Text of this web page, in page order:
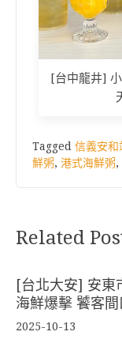
[台中龍井]
Tagged 信義安和
鮮粥, 港式海鮮粥,
Related
[台北大安] 安東
海鮮爆擊 饕客
2025-10-13